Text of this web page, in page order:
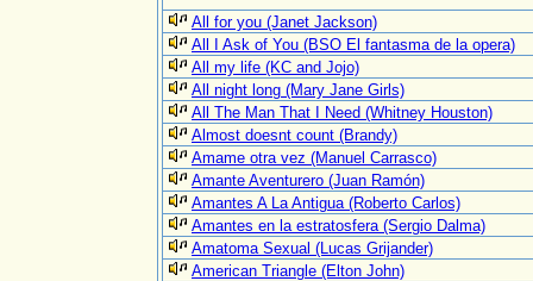
All for you (Janet Jackson)
All I Ask of You (BSO El fantasma de la opera)
All my life (KC and Jojo)
All night long (Mary Jane Girls)
All The Man That I Need (Whitney Houston)
Almost doesnt count (Brandy)
Amame otra vez (Manuel Carrasco)
Amante Aventurero (Juan Ramón)
Amantes A La Antigua (Roberto Carlos)
Amantes en la estratosfera (Sergio Dalma)
Amatoma Sexual (Lucas Grijander)
American Triangle (Elton John)